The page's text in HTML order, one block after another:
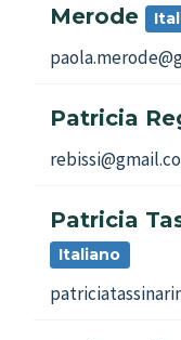
Merode
Patricia
Patricia
Italiano